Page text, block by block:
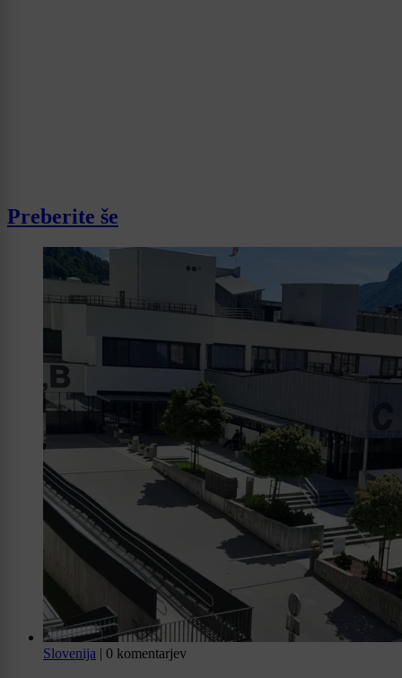
Preberite še
Slovenija | 0 komentarjev